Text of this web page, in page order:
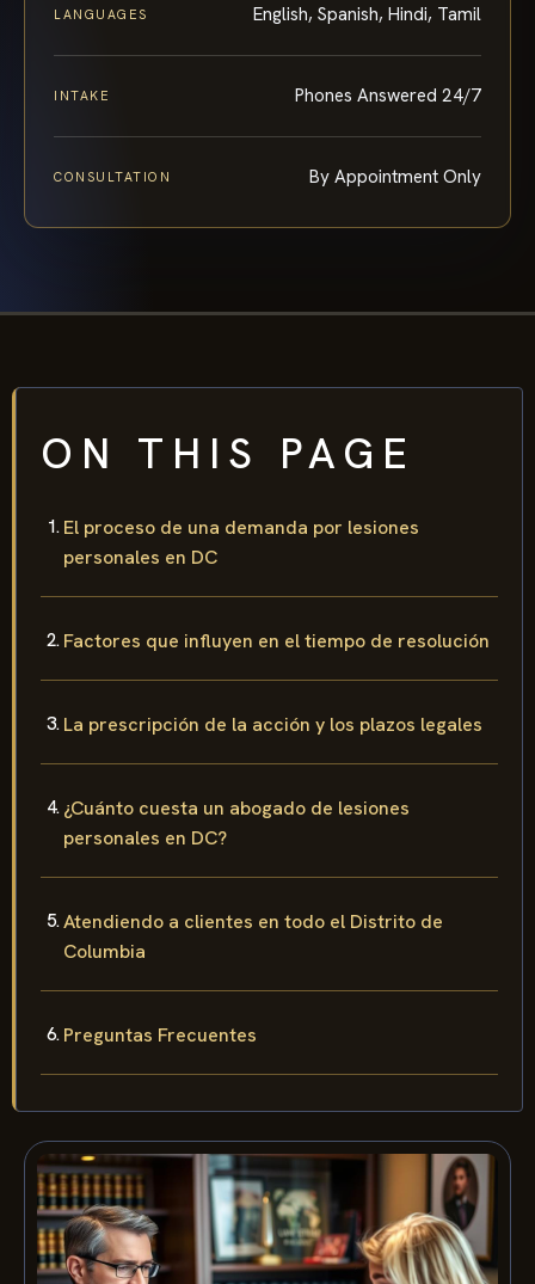
LANGUAGES English, Spanish, Hindi, Tamil
INTAKE Phones Answered 24/7
CONSULTATION By Appointment Only
ON THIS PAGE
El proceso de una demanda por lesiones
personales en DC
Factores que influyen en el tiempo de resolución
La prescripción de la acción y los plazos legales
¿Cuánto cuesta un abogado de lesiones
personales en DC?
Atendiendo a clientes en todo el Distrito de
Columbia
Preguntas Frecuentes